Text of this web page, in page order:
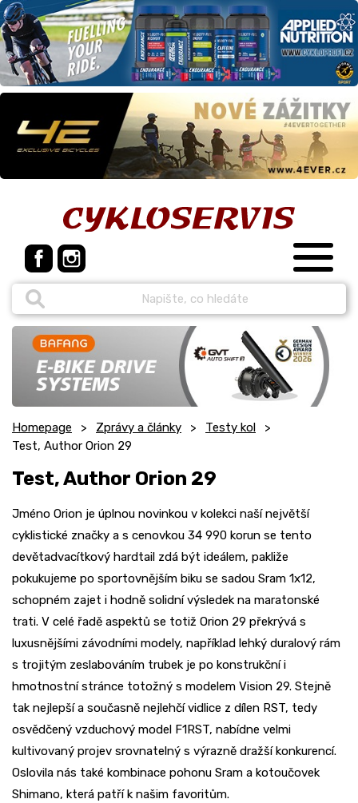
Homepage Zprávy a články
Testy kol
Test, Author Orion 29
Test, Author Orion 29
Jméno Orion je úplnou novinkou v kolekci naší největší
cyklistické značky a s cenovkou 34 990 korun se tento
devětadvacítkový hardtail zdá být ideálem, pakliže
pokukujeme po sportovnějším biku se sadou Sram 1x12,
schopném zajet i hodně solidní výsledek na maratonské
trati. V celé řadě aspektů se totiž Orion 29 překrývá s
luxusnějšími závodními modely, například lehký duralový rám
s trojitým zeslabováním trubek je po konstrukční i
hmotnostní stránce totožný s modelem Vision 29. Stejně
tak nejlepší a současně nejlehčí vidlice z dílen RST, tedy
osvědčený vzduchový model F1RST, nabídne velmi
kultivovaný projev srovnatelný s výrazně dražší konkurencí.
Oslovila nás také kombinace pohonu Sram a kotoučovek
Shimano, která patří k našim favoritům.